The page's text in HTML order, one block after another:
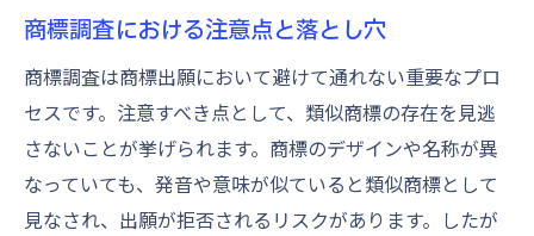
商標調査における注意点と落とし穴
商標調査は商標出願において避けて通れない重要なプロ
セスです。注意すべき点として、類似商標の存在を見逃
さないことが挙げられます。商標のデザインや名称が異
なっていても、発音や意味が似ていると類似商標として
見なされ、出願が拒否されるリスクがあります。したが